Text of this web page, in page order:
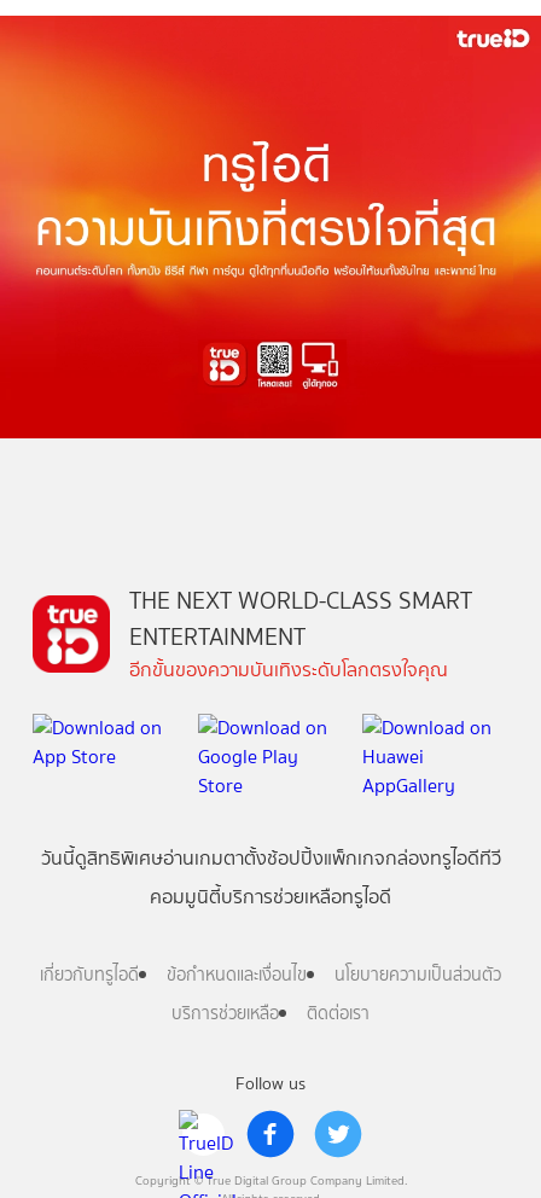
Follow us
Copyright © True Digital Group Company Limited.
THE NEXT WORLD-CLASS SMART
ENTERTAINMENT
อีกขั้นของความบันเทิงระดับโลกตรงใจคุณ
วันนี้ดูสิทธิพิเศษอ่านเกมตาตั้งช้อปปิ้งแพ็กเกจกล่องทรูไอดีทีวี
คอมมูนิตี้บริการช่วยเหลือทรูไอดี
เกี่ยวกับทรูไอดี ข้อกำหนดและเงื่อนไข
นโยบายความเป็นส่วนตัว
บริการช่วยเหลือ
ติดต่อเรา